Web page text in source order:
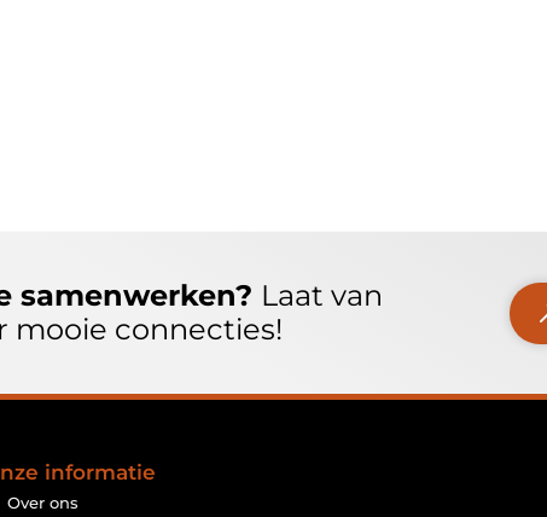
samenwerken? Laat van
mooie connecties!
informatie
Over ons